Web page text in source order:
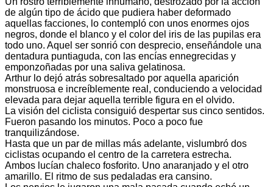
de algún tipo de ácido que pudiera haber deformado
aquellas facciones, lo contempló con unos enormes ojos
negros, donde el blanco y el color del iris de las pupilas era
todo uno. Aquel ser sonrió con desprecio, enseñándole una
dentadura puntiaguda, con las encías ennegrecidas y
emponzoñadas por una saliva gelatinosa.
Arthur lo dejó atrás sobresaltado por aquella aparición
monstruosa e increíblemente real, conduciendo a velocidad
elevada para dejar aquella terrible figura en el olvido.
La visión del ciclista consiguió despertar sus cinco sentidos.
Fueron pasando los minutos. Poco a poco fue
tranquilizándose.
Hasta que un par de millas más adelante, vislumbró dos
ciclistas ocupando el centro de la carretera estrecha.
Ambos lucían chaleco fosforito. Uno anaranjado y el otro
amarillo. El ritmo de sus pedaladas era cansino.